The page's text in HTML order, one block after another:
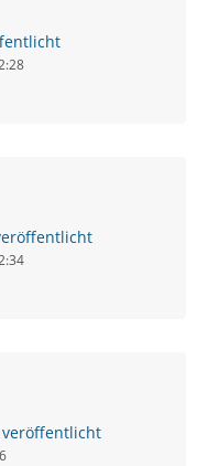
veröffentlicht